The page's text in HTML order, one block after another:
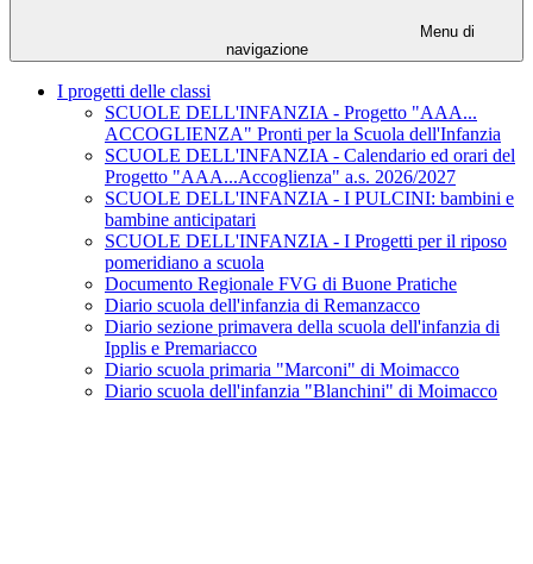
Menu di
navigazione
I progetti delle classi
SCUOLE DELL'INFANZIA - Progetto "AAA...
ACCOGLIENZA" Pronti per la Scuola dell'Infanzia
SCUOLE DELL'INFANZIA - Calendario ed orari del
Progetto "AAA...Accoglienza" a.s. 2026/2027
SCUOLE DELL'INFANZIA - I PULCINI: bambini e
bambine anticipatari
SCUOLE DELL'INFANZIA - I Progetti per il riposo
pomeridiano a scuola
Documento Regionale FVG di Buone Pratiche
Diario scuola dell'infanzia di Remanzacco
Diario sezione primavera della scuola dell'infanzia di
Ipplis e Premariacco
Diario scuola primaria "Marconi" di Moimacco
Diario scuola dell'infanzia "Blanchini" di Moimacco